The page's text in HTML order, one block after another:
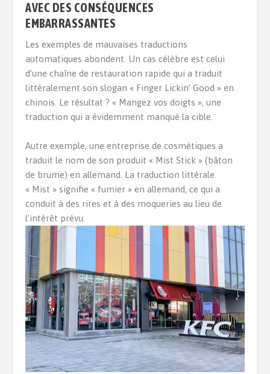
AVEC DES CONSÉQUENCES
EMBARRASSANTES
Les exemples de mauvaises traductions
automatiques abondent. Un cas célèbre est celui
d’une chaîne de restauration rapide qui a traduit
littéralement son slogan « Finger Lickin’ Good » en
chinois. Le résultat ? « Mangez vos doigts », une
traduction qui a évidemment manqué la cible.
Autre exemple, une entreprise de cosmétiques a
traduit le nom de son produit « Mist Stick » (bâton
de brume) en allemand. La traduction littérale
« Mist » signifie « fumier » en allemand, ce qui a
conduit à des rires et à des moqueries au lieu de
l’intérêt prévu.